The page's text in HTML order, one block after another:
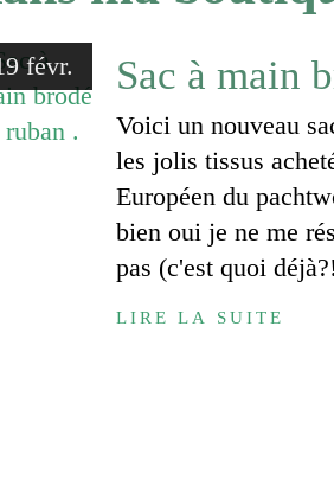
févr. Sac à main
Voici un nouveau
les jolis tissus
Européen du
bien oui je ne me
pas (c'est quoi
LIRE LA SUITE